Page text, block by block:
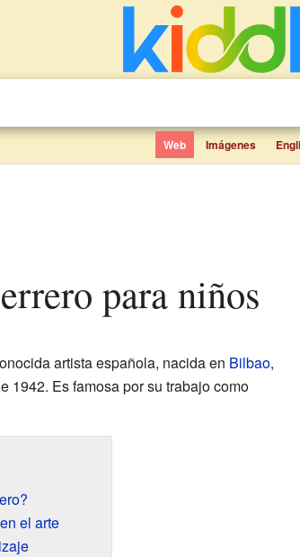
Web Imágenes
para niños
artista española, nacida en Bilbao,
1942. Es famosa por su trabajo como
el arte